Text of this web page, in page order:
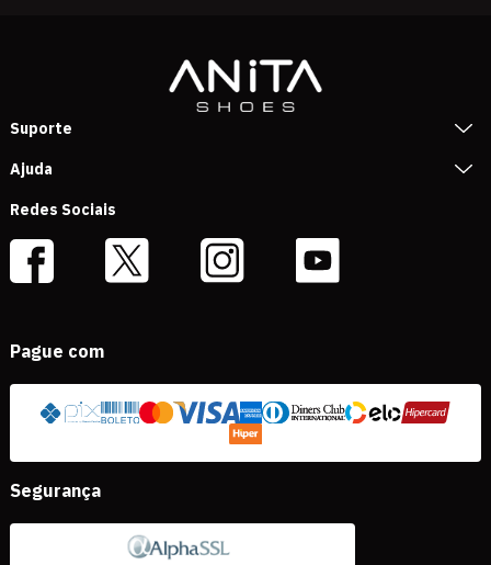
Suporte
Ajuda
Redes Sociais
Pague com
Segurança